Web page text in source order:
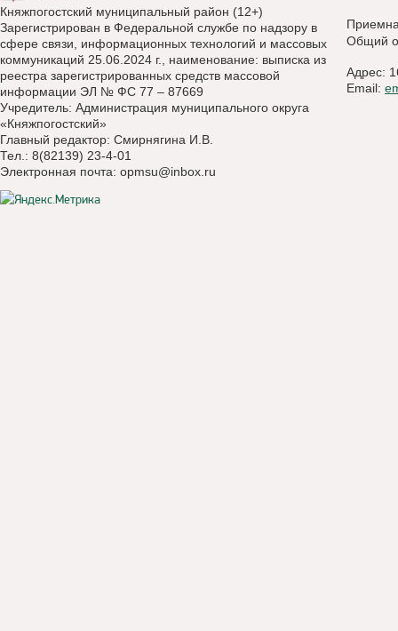
Княжпогостский муниципальный район (12+)
Зарегистрирован в Федеральной службе по надзору в
сфере связи, информационных технологий и массовых
коммуникаций 25.06.2024 г., наименование: выписка из
реестра зарегистрированных средств массовой
информации ЭЛ № ФС 77 – 87669
Учредитель: Администрация муниципального округа
«Княжпогостский»
Главный редактор: Смирнягина И.В.
Тел.: 8(82139) 23-4-01
Электронная почта: opmsu@inbox.ru
Общий
Адрес:
Email: